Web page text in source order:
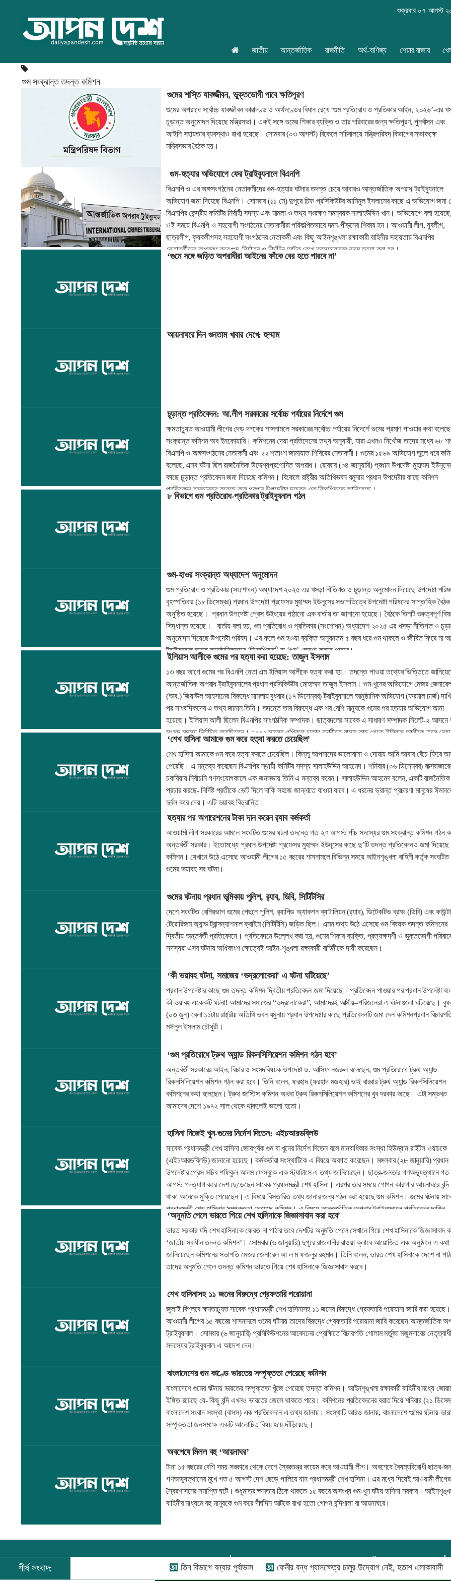
শুক্রবার ০৭ আগস্ট
জাতীয় আন্তর্জাতিক রাজনীতি অর্থ-বাণিজ্য শেয়ার বাজার
গুম সংক্রান্ত তদন্ত কমিশন
গুমের শাস্তি যাবজ্জীবন, ভুক্তভোগী পাবে ক্ষতিপূরণ
গুমের অপরাধে সর্বোচ্চ যাবজ্জীবন কারাদণ্ড ও অর্থদণ্ডের বিধান রেখে ‘গুম প্রতিরোধ ও প্রতিকার আইন, ২০২৬’-এর
চূড়ান্ত অনুমোদন দিয়েছে মন্ত্রিসভা। একই সঙ্গে গুমের শিকার ব্যক্তি ও তার পরিবারের জন্য ক্ষতিপূরণ, পুনর্বাসন এবং
আইনি সহায়তার ব্যবস্থাও রাখা হয়েছে। সোমবার (০৩ আগস্ট) বিকেলে সচিবালয়ে মন্ত্রিপরিষদ বিভাগের সভাকক্ষে
মন্ত্রিসভার বৈঠক হয়।
গুম-হত্যার অভিযোগে ফের ট্রাইব্যুনালে বিএনপি
বিএনপি ও এর অঙ্গসংগঠনের নেতাকর্মীদের গুম-হত্যার ঘটনার তদন্ত চেয়ে আবারও আন্তর্জাতিক অপরাধ ট্রাইব্যুনালে
অভিযোগ জমা দিয়েছে বিএনপি। সোমবার (১১ মে) দুপুরে চিফ প্রসিকিউটর আমিনুল ইসলামের কাছে এ অভিযোগ জমা
বিএনপির কেন্দ্রীয় কমিটির নির্বাহী সদস্য এবং মামলা ও তথ্য সংরক্ষণ সমন্বয়ক সালাহউদ্দিন খান। অভিযোগে বলা হয়েছে,
ওই সময়ে বিএনপি ও সহযোগী সংগঠনের নেতাকর্মীরা পরিকল্পিতভাবে দমন-পীড়নের শিকার হন। আওয়ামী লীগ, যুবলীগ,
ছাত্রলীগ, কৃষকলীগসহ সহযোগী সংগঠনের নেতাকর্মী এবং কিছু আইনশৃঙ্খলা রক্ষাকারী বাহিনীর সহায়তায় বিএনপির
নেতাকর্মীদের অপহরণ করে গুম, নির্যাতন ও দীর্ঘদিন আটক রেখে ক্রসফায়ারের নামে হত্যা করা হয়।
‘গুমে সঙ্গে জড়িত অপরাধীরা আইনের ফাঁকে বের হতে পারবে না’
আয়নাঘরে দিন গুনতাম খাবার দেখে: হুম্মাম
চূড়ান্ত প্রতিবেদন: আ.লীগ সরকারের সর্বোচ্চ পর্যায়ের নির্দেশে গুম
ক্ষমতাচ্যুত আওয়ামী লীগের দেড় দশকের শাসনামলে সরকারের সর্বোচ্চ পর্যায়ের নিদের্শে গুমের প্রমাণ পাওয়ার কথা
সংক্রান্ত কমিশন অব ইনকোয়ারি। কমিশনের দেয়া প্রতিদেনের তথ্য অনুযায়ী, যারা এখনও নিখোঁজ তাদের মধ্যে ৬৮
বিএনপি ও অঙ্গসংগঠনের নেতাকর্মী এবং ২২ শতাংশ জামায়াত-শিবিরের নেতাকর্মী। গুমের ১৫৬৯ অভিযোগ তুলে ধরে
বলেছে, এসব ঘটনা ছিল রাজনৈতিক উদ্দেশ্যপ্রণোদিত অপরাধ। রোববার (০৪ জানুয়ারি) প্রধান উপদেষ্টা মুহাম্মদ
কাছে চূড়ান্ত প্রতিবেদন জমা দিয়েছে কমিশন। বিকেলে রাষ্ট্রীয় অতিথিভবন যমুনায় প্রধান উপদেষ্টার কাছে কমিশন
প্রতিবেদন হস্তান্তর করেছে বলে প্রধান উপদেষ্টার দফতর এক বিজ্ঞপ্তিতে জানিয়েছে।
৮ বিভাগে গুম প্রতিরোধ-প্রতিকার ট্রাইব্যুনাল গঠন
গুম-হাওর সংক্রান্ত অধ্যাদেশ অনুমোদন
গুম প্রতিরোধ ও প্রতিকার (সংশোধন) অধ্যাদেশ ২০২৫ এর খসড়া নীতিগত ও চূড়ান্ত অনুমোদন দিয়েছে উপদেষ্টা
বৃহস্পতিবার (১৮ ডিসেম্বর) প্রধান উপদেষ্টা প্রফেসর মুহাম্মদ ইউনূসের সভাপতিত্বে উপদেষ্টা পরিষদের সাপ্তাহিক বৈঠক
অনুষ্ঠিত হয়েছে। প্রধান উপদেষ্টা প্রেস উইংয়ের পাঠানো এক বার্তায় তা জানানো হয়েছে। বৈঠকে তিনটি গুরুত্বপূর্ণ
সিদ্ধান্ত হয়েছে। বার্তায় বলা হয়, গুম প্রতিরোধ ও প্রতিকার (সংশোধন) অধ্যাদেশ ২০২৫ এর খসড়া নীতিগত ও
অনুমোদন দিয়েছে উপদেষ্টা পরিষদ। এর ফলে গুম হওয়া ব্যক্তি অন্যূনতম ৫ বছর ধরে গুম থাকলে ও জীবিত ফিরে না
ট্রাইবুন্যাল তাকে আনুষ্ঠানিকভাবে ‘ডিসাপিয়ার্ড’ বা ‘গুম’ ঘোষণা করতে পারবে।
ইলিয়াস আলীকে গুমের পর হত্যা করা হয়েছে: তাজুল ইসলাম
১৩ বছর আগে গুমের পর বিএনপি নেতা এম ইলিয়াস আলীকে হত্যা করা হয়। তদন্তে পাওয়া তথ্যের ভিত্তিতে
আন্তর্জাতিক অপরাধ ট্রাইব্যুনালের প্রধান প্রসিকিউটর মোহাম্মদ তাজুল ইসলাম। গুম-খুনের অভিযোগে মেজর
(অব.) জিয়াউল আহসানের বিরুদ্ধে মামলায় বুধবার (১৭ ডিসেম্বর) ট্রাইব্যুনালে আনুষ্ঠানিক অভিযোগ (ফরমাল চার্জ)
পর সাংবাদিকদের এ তথ্য জানান তিনি। তদন্তে তার বিরুদ্ধে এক শর বেশি মানুষকে গুমের পর হত্যার অভিযোগ আনা
হয়েছে। ইলিয়াস আলী ছিলেন বিএনপির সাংগঠনিক সম্পাদক। ছাত্রদলের সাবেক এ সাধারণ সম্পাদক সিলেট-২ আসনে
সংসদ সদস্য নির্বাচিত হয়েছিলেন। ২০১২ সালের এপ্রিলে ঢাকার বনানীতে বাসার কাছ থেকে ইলিয়াস আলীকে তুলে নেয়া
হয়েছিল, তার পর থেকে তার কোনো খোঁজ আর পাওয়া যায়নি।
‘শেখ হাসিনা আমাকে গুম করে হত্যা করতে চেয়েছিল’
শেখ হাসিনা আমাকে গুম করে হত্যা করতে চেয়েছিল। কিন্তু আপনাদের ভালোবাসা ও দোয়ায় আমি আবার বেঁচে ফিরে
পেরেছি। এ মন্তব্য করেছেন বিএনপির স্থায়ী কমিটির সদস্য সালাহউদ্দিন আহমেদ। শনিবার (০৬ ডিসেম্বর)
চকরিয়ায় নির্বাচনি গণসংযোগকালে এক জনসভায় তিনি এ মন্তব্য করেন। সালাহউদ্দিন আহমেদ বলেন, একটি
প্রচার করছে- নির্দিষ্ট প্রতীকে ভোট দিলে নাকি সহজে জান্নাতে যাওয়া যাবে। এ ধরনের ভ্রান্ত প্রচারণা মানুষের
দুর্বল করে দেয়। এটি ভয়াবহ বিভ্রান্তি।
হত্যার পর অপারেশনের টাকা দান করেন র‌্যাব কর্মকর্তা
আওয়ামী লীগ সরকারের আমলে সংঘটিত গুমের ঘটনা তদন্তে গত ২৭ আগস্ট পাঁচ সদস্যের গুম সংক্রান্ত কমিশন গঠন
অন্তর্বর্তী সরকার। ইতোমধ্যে প্রধান উপদেষ্টা প্রফেসর মুহাম্মদ ইউনূসের কাছে দু’টি তদন্ত প্রতিবেদনও জমা দিয়েছে
কমিশন। যেখানে উঠে এসেছে আওয়ামী লীগের ১৫ বছরের শাসনামলে বিভিন্ন সময়ে আইনশৃঙ্খলা বাহিনী কর্তৃক সংঘটিত
গুমের ভয়াবহ সব ঘটনা।
গুমের ঘটনায় প্রধান ভূমিকায় পুলিশ, র‌্যাব, ডিবি, সিটিটিসির
দেশে সংঘটিত বেশিরভাগ গুমের পেছনে পুলিশ, র‌্যাপিড অ্যাকশন ব্যাটালিয়ন (র‌্যাব), ডিটেকটিভ ব্রাঞ্চ (ডিবি) এবং
টেরোরিজম অ্যান্ড ট্রান্সন্যাশনাল ক্রাইম (সিটিটিসি) জড়িত ছিল। এমন তথ্য উঠে এসেছে গুম বিষয়ক তদন্ত কমিশনের
দ্বিতীয় অন্তর্বর্তী প্রতিবেদনে। প্রতিবেদনে উল্লেখ করা হয়, গুমের শিকার ব্যক্তি, প্রত্যক্ষদর্শী ও ভুক্তভোগী
সদস্যরা এসব ঘটনায় অধিকাংশ ক্ষেত্রেই আইন-শৃঙ্খলা রক্ষাকারী বাহিনীকে দায়ী করেছেন।
‘কী ভয়াবহ ঘটনা, সমাজের ‘ভদ্রলোকেরা’ এ ঘটনা ঘটিয়েছে’
প্রধান উপদেষ্টার কাছে গুম তদন্ত কমিশন দ্বিতীয় প্রতিবেদন জমা দিয়েছে। প্রতিবেদন পাওয়ার পর প্রধান উপদেষ্টা
কী ভয়াবহ একেকটি ঘটনা! আমাদের সমাজের “ভদ্রলোকেরা”, আমাদেরই আত্মীয়–পরিজনেরা এ ঘটনাগুলো ঘটিয়েছে।
(০৩ জুন) বেলা ১১টায় রাষ্ট্রীয় অতিথি ভবন যমুনায় প্রধান উপদেষ্টার কাছে প্রতিবেদনটি জমা দেন কমিশনপ্রধান
মঈনুল ইসলাম চৌধুরী।
‘গুম প্রতিরোধে ট্রুথ অ্যান্ড রিকনসিলিয়েশন কমিশন গঠন হবে’
অন্তর্বর্তী সরকারের আইন, বিচার ও সংসদবিষয়ক উপদেষ্টা ড. আসিফ নজরুল বলেছেন, গুম প্রতিরোধে ট্রুথ অ্যান্ড
রিকনসিলিয়েশন কমিশন গঠন করা হবে। তিনি বলেন, ফরহাদ (ফরহাদ মজহার) ভাই বারবার ট্রুথ অ্যান্ড রিকনসিলিয়েশন
কমিশনের কথা বলেছেন। ট্রুথ জাস্টিস কমিশন অথবা ট্রুথ রিকনসিলিয়েশন কমিশনের খুব দরকার আছে। এটা সম্ভবত
আমাদের দেশে ১৯৭২ সাল থেকে থাকলেই ভালো হতো।
হাসিনা নিজেই খুন-গুমের নির্দেশ দিতেন: এইচআরডব্লিউ
সাবেক প্রধানমন্ত্রী শেখ হাসিনা জোরপূর্বক গুম বা খুনের নির্দেশ দিতেন বলে মানবাধিকার সংস্থা হিউম্যান রাইটস ওয়াচকে
(এইচআরডব্লিউ) জানানো হয়েছে। কর্মকর্তারা সংস্থাটিকে এ বিষয়ে অবগত করেছেন। মঙ্গলবার (২৮ জানুয়ারি) প্রধান
উপদেষ্টার প্রেস সচিব শফিকুল আলম ফেসবুকে এক স্ট্যাটাসে এ তথ্য জানিয়েছেন। ছাত্র-জনতার গণঅভ্যুত্থানে গত
আগস্ট পদত্যাগ করে দেশ ছেড়েছেন সাবেক প্রধানমন্ত্রী শেখ হাসিনা। এরপর তার সময়ে গোপন কারাগার আয়নাঘরে বন্দি
থাকা অনেকে মুক্তি পেয়েছেন। এ বিষয়ে বিস্তারিত তথ্য জানার জন্য গঠন করা হয়েছে গুম কমিশন। গুমের ঘটনায়
প্রধানমন্ত্রী শেখ হাসিনার সম্পৃক্ততা পেয়েছে কমিশন। এ বিষয়ে আন্তর্জাতিক অপরাধ ট্রাইব্যুনালে প্রতিবেদন দাখিল
করেছে তারা।
‘অনুমতি পেলে ভারতে গিয়ে শেখ হাসিনাকে জিজ্ঞাসাবাদ করা হবে’
ভারত সরকার যদি শেখ হাসিনাকে ফেরত না পাঠায় তবে দেশটির অনুমতি পেলে সেখানে গিয়ে শেখ হাসিনাকে জিজ্ঞাসাবাদ
‘জাতীয় স্বাধীন তদন্ত কমিশন’। সোমবার (৬ জানুয়ারি) দুপুরে রাজধানীর রাওয়া ক্লাবে আয়োজিত এক অনুষ্ঠানে এ কথা
জানিয়েছেন কমিশনের সভাপতি মেজর জেনারেল আ ল ম ফজলুর রহমান। তিনি বলেন, ভারত শেখ হাসিনাকে দেশে না
তাদের অনুমতি পেলে তদন্ত কমিশন ভারতে গিয়ে শেখ হাসিনাকে জিজ্ঞাসাবাদ করবে।
শেখ হাসিনাসহ ১১ জনের বিরুদ্ধে গ্রেফতারি পরোয়ানা
জুলাই বিপ্লবে ক্ষমতাচ্যুত সাবেক প্রধানমন্ত্রী শেখ হাসিনাসহ ১১ জনের বিরুদ্ধে গ্রেফতারি পরোয়ানা জারি করা হয়েছে।
আওয়ামী লীগের ১৫ বছরের শাসনামলে গুমের ঘটনায় তাদের বিরুদ্ধে গ্রেফতারি পরোয়ানা জারি করেছেন আন্তর্জাতিক
ট্রাইব্যুনাল। সোমবার (৬ জানুয়ারি) প্রসিকিউশনের আবেদনের প্রেক্ষিতে বিচারপতি গোলাম মর্তুজা মজুমদারের
সদস্যের ট্রাইব্যুনাল এ আদেশ দেন।
বাংলাদেশের গুম কাণ্ডে ভারতের সম্পৃক্ততা পেয়েছে কমিশন
বাংলাদেশে গুমের ঘটনায় ভারতের সম্পৃক্ততা খুঁজে পেয়েছে তদন্ত কমিশন। আইনশৃঙ্খলা রক্ষাকারী বাহিনীর মধ্যে
ইঙ্গিত রয়েছে যে- কিছু বন্দি এখনও ভারতের জেলে থাকতে পারে। কমিশনের প্রতিবেদনের বরাত দিয়ে শনিবার (২১
বাংলাদেশ সংবাদ সংস্থা (বাসস) এক প্রতিবেদনে এ তথ্য জানায়। সংস্থাটি আরও জানায়, বাংলাদেশে গুমের ঘটনায়
সম্পৃক্ততা জনসমক্ষে একটি আলোচিত বিষয় হয়ে দাঁড়িয়েছে।
অবশেষে মিলল বহু ‘আয়নাঘর’
টানা ১৫ বছরের বেশি সময় সরকারে থেকে দেশে স্বৈরতন্ত্র কায়েম করে আওয়ামী লীগ। অবশেষে বৈষম্যবিরোধী ছাত্র-
গণঅভ্যুত্থানের মুখে গত ৫ আগস্ট দেশ ছেড়ে পালিয়ে যান প্রধানমন্ত্রী শেখ হাসিনা। এর মধ্যে দিয়েই আওয়ামী লীগের
স্বৈরশাসনের সমাপ্তি ঘটে। শুধুমাত্র ক্ষমতায় ঠিকে থাকতে ১৫ বছরে অসংখ্য গুম-খুন ঘটায় হাসিনা সরকার।
বাহিনীর মাধ্যমে বহু মানুষকে গুম করে দীর্ঘদিন আটকে রাখা হতো গোপন বন্দিশালা বা আয়নাঘরে।
প্রধান সম্পাদক:আফজাল বারী
প্রোমিতা আফরিন কর্তৃক সম্পাদিত ও প্রকাশিত
শীর্ষ সংবাদ: তিন বিভাগে বন্যার পূর্বাভাস ফেনীর বন্ধ গ্যাসক্ষেত্র চালুর উদ্যোগ নেই, হতাশ এলাকাবাসী